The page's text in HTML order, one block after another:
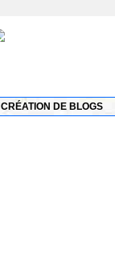
CRÉATION DE BLOGS